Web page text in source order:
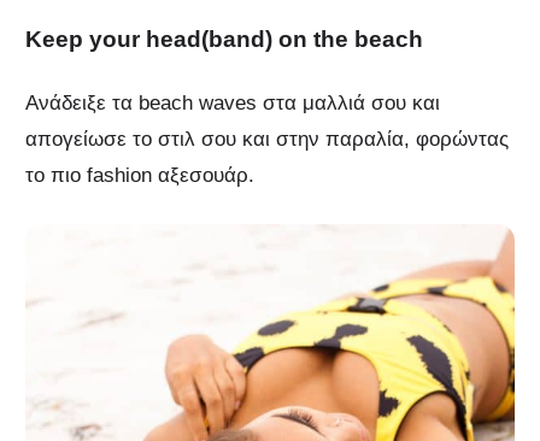
Keep your head(band) on the beach
Ανάδειξε τα beach waves στα μαλλιά σου και
απογείωσε το στιλ σου και στην παραλία, φορώντας
το πιο fashion αξεσουάρ.